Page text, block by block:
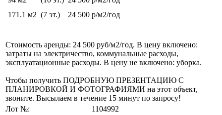
171.1 м2 (7 эт.) 24 500 р/м2/год
Стоимость аренды: 24 500 руб/м2/год. В цену включено:
затраты на электричество, коммунальные расходы,
эксплуатационные расходы. В цену не включено: уборка.
Чтобы получить ПОДРОБНУЮ ПРЕЗЕНТАЦИЮ С
ПЛАНИРОВКОЙ И ФОТОГРАФИЯМИ на этот объект,
звоните. Высылаем в течение 15 минут по запросу!
Лот №:
1104992